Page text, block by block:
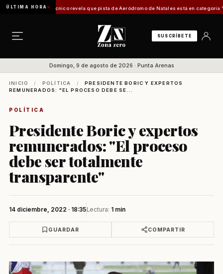
ÚLTIMA HORA
Informe técnico revela que pista de Aeródromo de Natales está en categoría "mala" y
SUSCRÍBETE
Domingo, 9 de agosto de 2026 · Punta Arenas
INICIO / POLÍTICA /
PRESIDENTE BORIC Y EXPERTOS
REMUNERADOS: "EL PROCESO DEBE SE...
POLÍTICA
Presidente Boric y expertos
remunerados: "El proceso
debe ser totalmente
transparente"
14 diciembre, 2022 · 18:35Lectura: 1 min
GUARDAR COMPARTIR